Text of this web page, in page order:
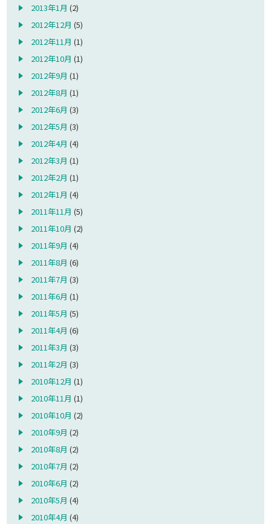
2013年1月 (2)
2012年12月 (5)
2012年11月 (1)
2012年10月 (1)
2012年9月 (1)
2012年8月 (1)
2012年6月 (3)
2012年5月 (3)
2012年4月 (4)
2012年3月 (1)
2012年2月 (1)
2012年1月 (4)
2011年11月 (5)
2011年10月 (2)
2011年9月 (4)
2011年8月 (6)
2011年7月 (3)
2011年6月 (1)
2011年5月 (5)
2011年4月 (6)
2011年3月 (3)
2011年2月 (3)
2010年12月 (1)
2010年11月 (1)
2010年10月 (2)
2010年9月 (2)
2010年8月 (2)
2010年7月 (2)
2010年6月 (2)
2010年5月 (4)
2010年4月 (4)